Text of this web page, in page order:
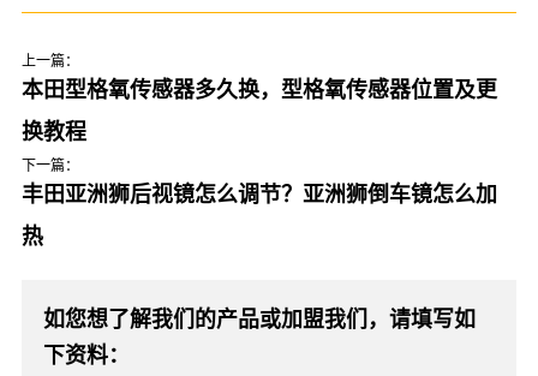
上一篇：
本田型格氧传感器多久换，型格氧传感器位置及更
换教程
下一篇：
丰田亚洲狮后视镜怎么调节？亚洲狮倒车镜怎么加
热
如您想了解我们的产品或加盟我们，请填写如
下资料：